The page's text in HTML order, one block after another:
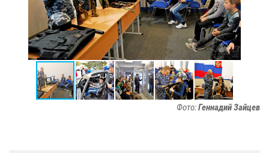
Фото:Геннадий Зайцев